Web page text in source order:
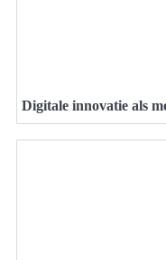
Digitale innovatie als